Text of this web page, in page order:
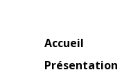
Accueil
Présentation